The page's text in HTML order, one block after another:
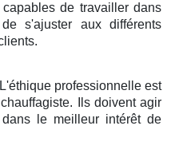
de travailler dans
s'ajuster aux différents
professionnelle est
Ils doivent agir
le meilleur intérêt de